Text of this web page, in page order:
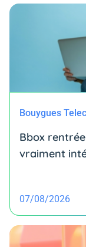
Bouygues
Bbox
vraiment
07/08/2026